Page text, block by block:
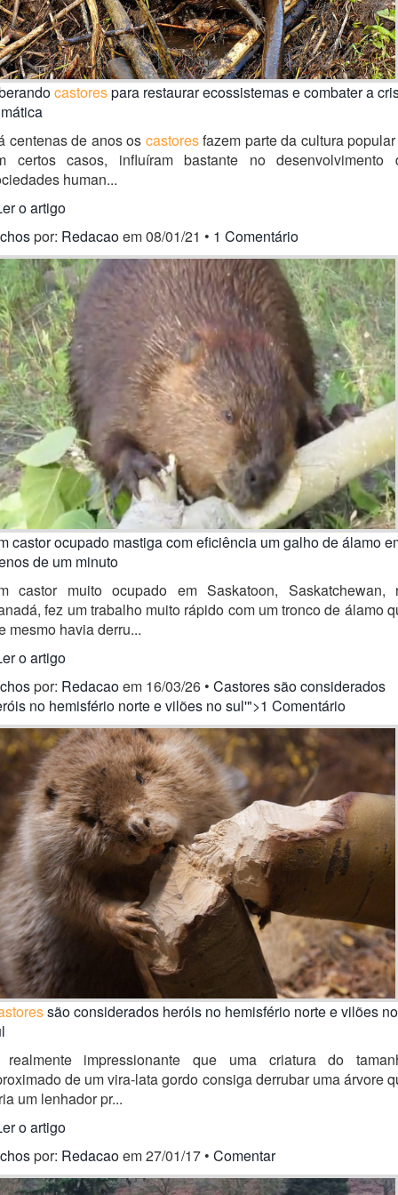
castorespara restaurar ecossistemas e combater a
centenas de anos os castoresfazem parte da cultura
certos casos, influíram bastante no desenvolvimento
human...
o artigo
por: Redacaoem 08/01/21 • 1 Comentário
castor ocupado mastiga com eficiência um galho de álamo
de um minuto
castor muito ocupado em Saskatoon, Saskatchewan,
fez um trabalho muito rápido com um tronco de álamo
mesmo havia derru...
o artigo
por: Redacaoem 16/03/26 • Castores são considerados
no hemisfério norte e vilões no sul'">1 Comentário
são considerados heróis no hemisfério norte e vilões no
impressionante que uma criatura do
de um vira-lata gordo consiga derrubar uma árvore
um lenhador pr...
o artigo
por: Redacaoem 27/01/17 • Comentar